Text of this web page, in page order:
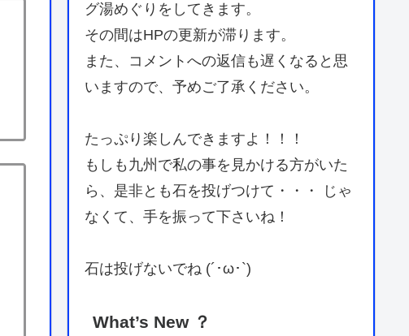
グ湯めぐりをしてきます。
その間はHPの更新が滞ります。
また、コメントへの返信も遅くなると思
いますので、予めご了承ください。
たっぷり楽しんできますよ！！！
もしも九州で私の事を見かける方がいた
ら、是非とも石を投げつけて・・・ じゃ
なくて、手を振って下さいね！
石は投げないでね (´･ω･`)
What’s New ？